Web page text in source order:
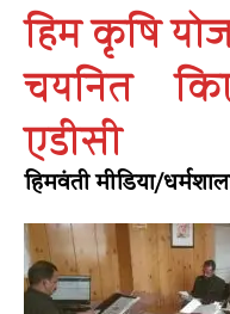
हिम कृषि
चयनित
एडीसी
हिमवंती मीडिया/